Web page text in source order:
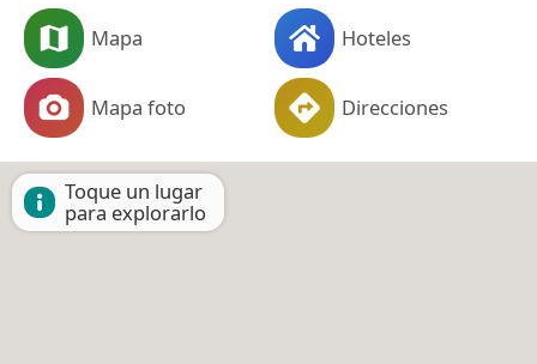
Mapa Hoteles
Mapa foto Direcciones
Toque un lugar
para explorarlo